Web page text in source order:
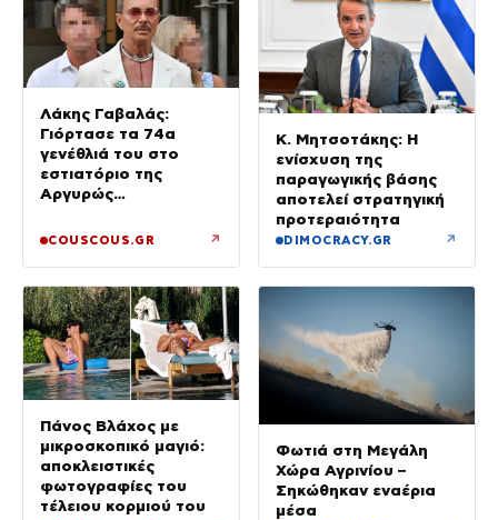
Λάκης Γαβαλάς:
Γιόρτασε τα 74α
γενέθλιά του στο
εστιατόριο της
Αργυρώς
αγαπημένους φίλους
COUSCOUS.GR ↗
Κ. Μητσοτάκης: Η
ενίσχυση της
παραγωγικής βάσης
αποτελεί στρατηγική
προτεραιότητα
DIMOCRACY.GR ↗
Πάνος Βλάχος με
μικροσκοπικό μαγιό:
αποκλειστικές
φωτογραφίες του
τέλειου κορμιού του
Φωτιά στη Μεγάλη
Χώρα Αγρινίου –
Σηκώθηκαν εναέρια
μέσα